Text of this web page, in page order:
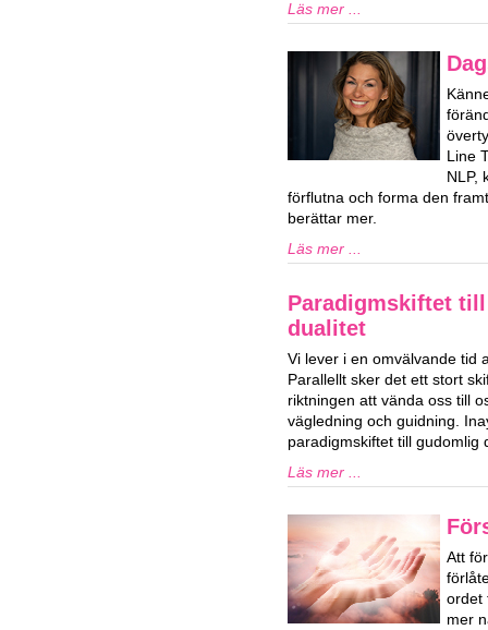
Läs mer ...
Line
NLP,
förflutna och forma den
berättar mer.
Läs mer ...
Paradigmskiftet
dualitet
Vi lever i en omvälvande tid
Parallellt sker det ett stort
riktningen att vända oss till
vägledning och guidning.
paradigmskiftet till gudomlig
Läs mer ...
Att
ordet
mer